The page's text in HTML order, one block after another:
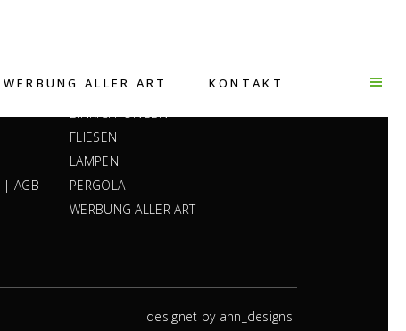
WERBUNG ALLER ART KONTAKT
|AGB
INTERIOR & DESIGN
EINRICHTUNGEN
FLIESEN
LAMPEN
PERGOLA
WERBUNG ALLER ART
designet by ann_designs